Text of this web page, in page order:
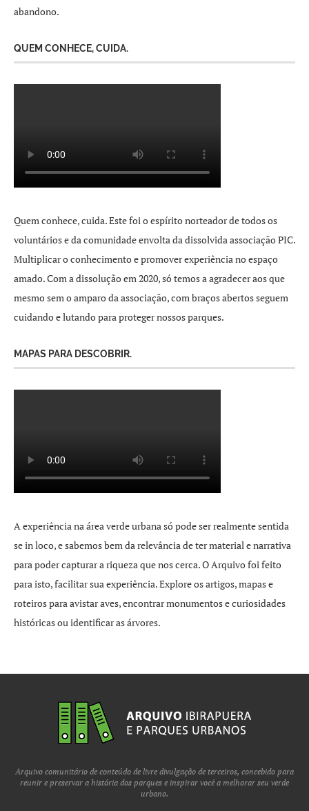
abandono.
QUEM CONHECE, CUIDA.
Quem conhece, cuida. Este foi o espírito norteador de todos os
voluntários e da comunidade envolta da dissolvida associação PIC.
Multiplicar o conhecimento e promover experiência no espaço
amado. Com a dissolução em 2020, só temos a agradecer aos que
mesmo sem o amparo da associação, com braços abertos seguem
cuidando e lutando para proteger nossos parques.
MAPAS PARA DESCOBRIR.
A experiência na área verde urbana só pode ser realmente sentida
se in loco, e sabemos bem da relevância de ter material e narrativa
para poder capturar a riqueza que nos cerca. O Arquivo foi feito
para isto, facilitar sua experiência. Explore os artigos, mapas e
roteiros para avistar aves, encontrar monumentos e curiosidades
históricas ou identificar as árvores.
Arquivo comunitário de conteúdo de livre divulgação de terceiros, concebido para
reunir e preservar a história dos parques e inspirar você a melhorar seu verde
urbano.